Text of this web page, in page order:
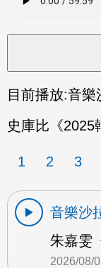
目前播放:音樂
史庫比《2025
1 2 3
音樂沙
朱嘉雯
2026/08/